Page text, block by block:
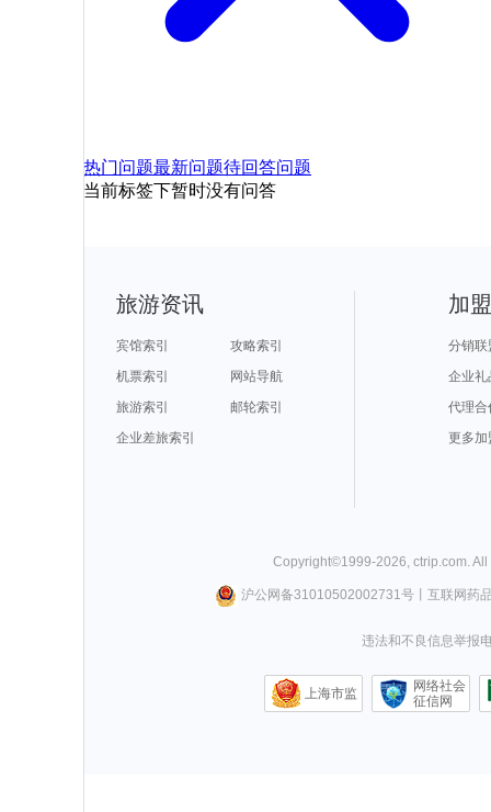
热门问题最新问题待回答问题
当前标签下暂时没有问答
旅游资讯
宾馆索引
攻略索引
机票索引
网站导航
旅游索引
邮轮索引
企业差旅索引
加
分销联
企业礼
代理合
更多加
Copyright©1999-2026, ctrip.com.
沪公网备31010502002731号丨 互联网药
违法和不良信息举报
上海市监
网络社会
征信网